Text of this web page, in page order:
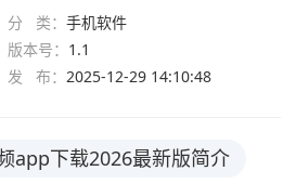
分 类： 手机软件
版本号： 1.1
发 布： 2025-12-29 14:10:48
app下载2026最新版简介